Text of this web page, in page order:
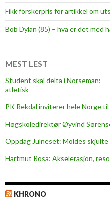
Fikk forskerpris for artikkel om
Bob Dylan (85) – hva er det med
MEST LEST
Student skal delta i Norseman:
atletisk
PK Rekdal inviterer hele Norge
Høgskoledirektør Øyvind
Oppdag Julneset: Moldes
Hartmut Rosa: Akselerasjon,
KHRONO